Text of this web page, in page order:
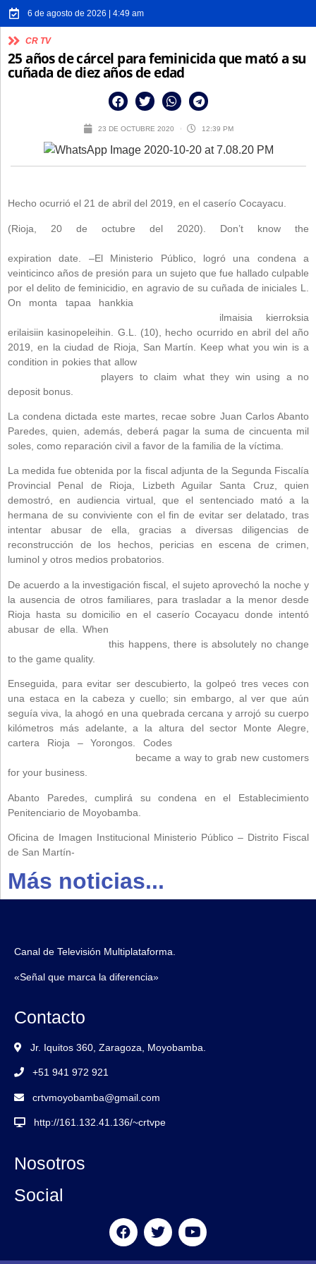
6 de agosto de 2026 | 4:49 am
CR TV
25 años de cárcel para feminicida que mató a su
cuñada de diez años de edad
23 DE OCTUBRE 2020 12:39 PM
Hecho ocurrió el 21 de abril del 2019, en el caserío Cocayacu.
(Rioja, 20 de octubre del 2020). Don’t know the
expiration date. –El Ministerio Público, logró una condena a
veinticinco años de presión para un sujeto que fue hallado culpable
por el delito de feminicidio, en agravio de su cuñada de iniciales L.
On monta tapaa hankkia
ilmaisia kierroksia
erilaisiin kasinopeleihin. G.L. (10), hecho ocurrido en abril del año
2019, en la ciudad de Rioja, San Martín. Keep what you win is a
condition in pokies that allow
players to claim what they win using a no
deposit bonus.
La condena dictada este martes, recae sobre Juan Carlos Abanto
Paredes, quien, además, deberá pagar la suma de cincuenta mil
soles, como reparación civil a favor de la familia de la víctima.
La medida fue obtenida por la fiscal adjunta de la Segunda Fiscalía
Provincial Penal de Rioja, Lizbeth Aguilar Santa Cruz, quien
demostró, en audiencia virtual, que el sentenciado mató a la
hermana de su conviviente con el fin de evitar ser delatado, tras
intentar abusar de ella, gracias a diversas diligencias de
reconstrucción de los hechos, pericias en escena de crimen,
luminol y otros medios probatorios.
De acuerdo a la investigación fiscal, el sujeto aprovechó la noche y
la ausencia de otros familiares, para trasladar a la menor desde
Rioja hasta su domicilio en el caserío Cocayacu donde intentó
abusar de ella. When
this happens, there is absolutely no change
to the game quality.
Enseguida, para evitar ser descubierto, la golpeó tres veces con
una estaca en la cabeza y cuello; sin embargo, al ver que aún
seguía viva, la ahogó en una quebrada cercana y arrojó su cuerpo
kilómetros más adelante, a la altura del sector Monte Alegre,
cartera Rioja – Yorongos. Codes
became a way to grab new customers
for your business.
Abanto Paredes, cumplirá su condena en el Establecimiento
Penitenciario de Moyobamba.
Oficina de Imagen Institucional Ministerio Público – Distrito Fiscal
de San Martín-
Más noticias...
Canal de Televisión Multiplataforma.
«Señal que marca la diferencia»
Contacto
Jr. Iquitos 360, Zaragoza, Moyobamba.
+51 941 972 921
crtvmoyobamba@gmail.com
http://161.132.41.136/~crtvpe
Nosotros
Social